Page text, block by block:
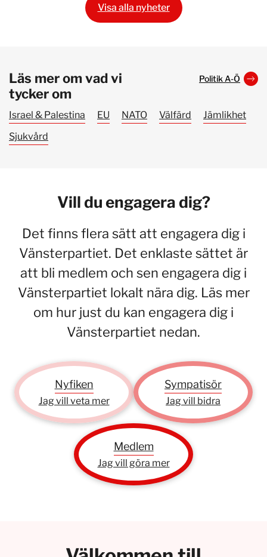
Visa alla nyheter
Läs mer om vad vi
tycker om
Politik A-Ö
Israel & Palestina EU NATO Välfärd
Jämlikhet
Sjukvård
Vill du engagera dig?
Det finns flera sätt att engagera dig i
Vänsterpartiet. Det enklaste sättet är
att bli medlem och sen engagera dig i
Vänsterpartiet lokalt nära dig. Läs mer
om hur just du kan engagera dig i
Vänsterpartiet nedan.
Nyfiken
Jag vill veta mer
Sympatisör
Jag vill bidra
Medlem
Jag vill göra mer